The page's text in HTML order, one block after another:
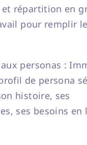
répartition en
pour remplir
personas :
de persona
histoire, ses
ses besoins en